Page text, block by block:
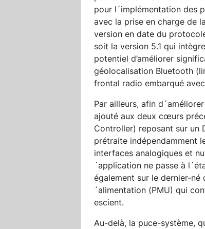
pour l´implémentation des
avec la prise en charge de
version en date du
soit la version 5.1 qui
potentiel d’améliorer
géolocalisation Bluetooth
frontal radio embarqué
Par ailleurs, afin
ajouté aux deux cœurs
Controller) reposant sur un
prétraite indépendamment
interfaces analogiques et
´application ne passe à
également sur le dernier-
´alimentation (PMU) qui
escient.
Au-delà, la puce-système,